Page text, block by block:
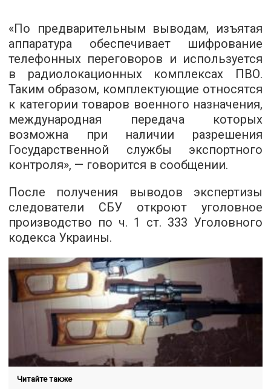
«По предварительным выводам, изъятая
аппаратура обеспечивает шифрование
телефонных переговоров и используется
в радиолокационных комплексах ПВО.
Таким образом, комплектующие относятся
к категории товаров военного назначения,
международная передача которых
возможна при наличии разрешения
Государственной службы экспортного
контроля», — говорится в сообщении.
После получения выводов экспертизы
следователи СБУ откроют уголовное
производство по ч. 1 ст. 333 Уголовного
кодекса Украины.
Читайте также